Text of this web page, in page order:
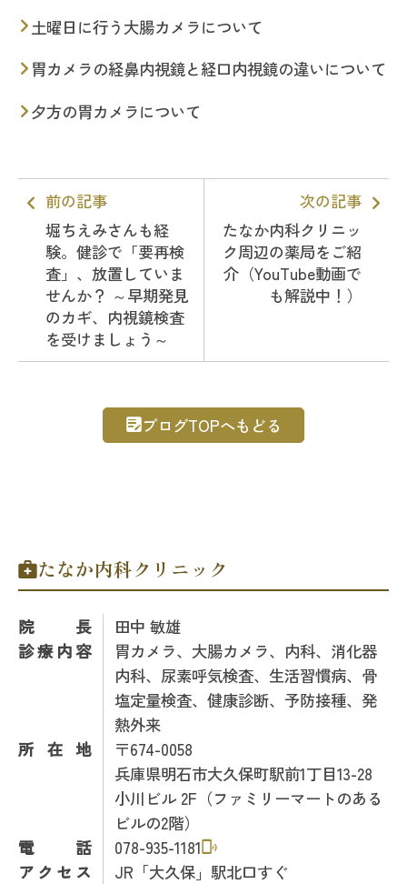
土曜日に行う大腸カメラについて
胃カメラの経鼻内視鏡と経口内視鏡の違いについて
夕方の胃カメラについて
前の記事
堀ちえみさんも経
験。健診で「要再検
査」、放置していま
せんか？ ～早期発見
のカギ、内視鏡検査
を受けましょう～
次の記事
たなか内科クリニッ
ク周辺の薬局をご紹
介（YouTube動画で
も解説中！）
ブログTOPへもどる
たなか内科クリニック
院長
田中 敏雄
診療内容
胃カメラ、大腸カメラ、内科、消化器
内科、尿素呼気検査、生活習慣病、骨
塩定量検査、健康診断、予防接種、発
熱外来
所在地
〒674-0058
兵庫県明石市大久保町駅前1丁目13-28
小川ビル 2F（ファミリーマートのある
ビルの2階）
電話
078-935-1181
アクセス
JR「大久保」駅北口すぐ